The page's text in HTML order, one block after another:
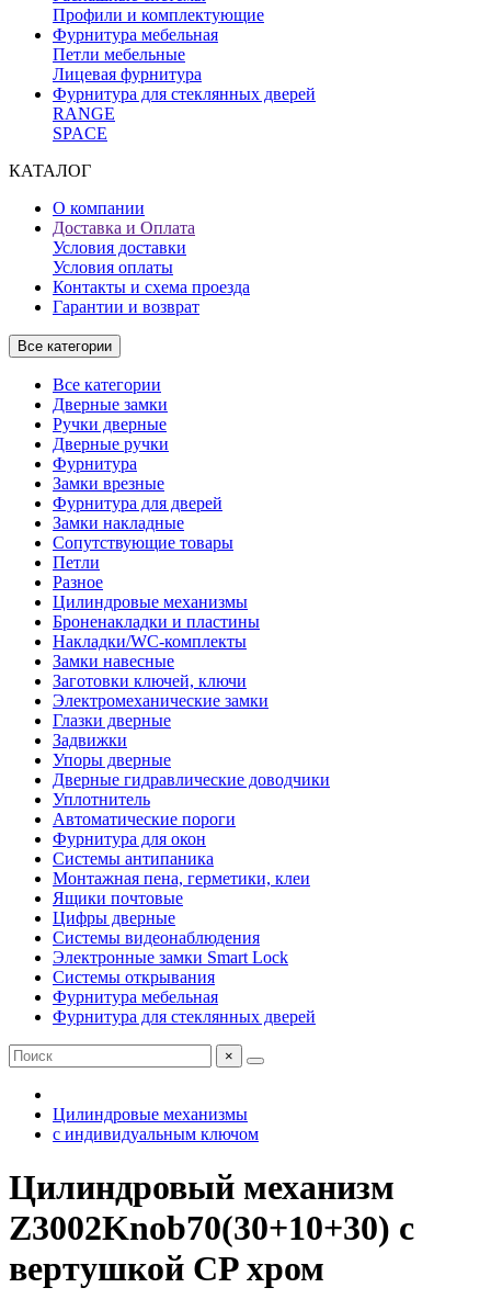
Профили и комплектующие
Фурнитура мебельная
Петли мебельные
Лицевая фурнитура
Фурнитура для стеклянных дверей
RANGE
SPACE
КАТАЛОГ
О компании
Доставка и Оплата
Условия доставки
Условия оплаты
Контакты и схема проезда
Гарантии и возврат
Все категории
Все категории
Дверные замки
Ручки дверные
Дверные ручки
Фурнитура
Замки врезные
Фурнитура для дверей
Замки накладные
Сопутствующие товары
Петли
Разное
Цилиндровые механизмы
Броненакладки и пластины
Накладки/WC-комплекты
Замки навесные
Заготовки ключей, ключи
Электромеханические замки
Глазки дверные
Задвижки
Упоры дверные
Дверные гидравлические доводчики
Уплотнитель
Автоматические пороги
Фурнитура для окон
Системы антипаника
Монтажная пена, герметики, клеи
Ящики почтовые
Цифры дверные
Системы видеонаблюдения
Электронные замки Smart Lock
Системы открывания
Фурнитура мебельная
Фурнитура для стеклянных дверей
×
Цилиндровые механизмы
с индивидуальным ключом
Цилиндровый механизм
Z3002Knob70(30+10+30) с
вертушкой CP хром